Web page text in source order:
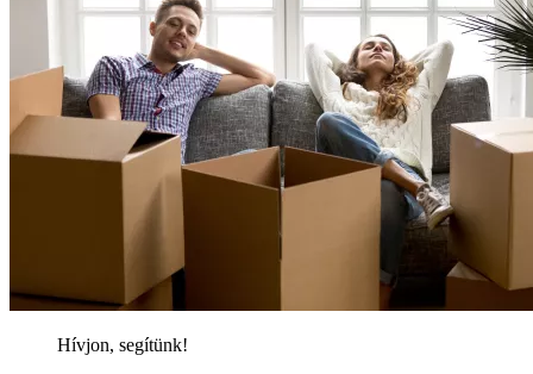
Hívjon, segítünk!